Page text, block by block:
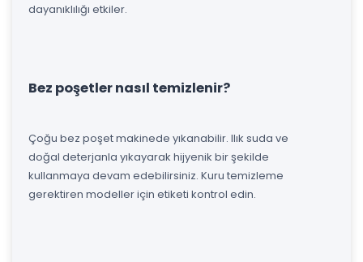
dayanıklılığı etkiler.
Bez poşetler nasıl temizlenir?
Çoğu bez poşet makinede yıkanabilir. Ilık suda ve
doğal deterjanla yıkayarak hijyenik bir şekilde
kullanmaya devam edebilirsiniz. Kuru temizleme
gerektiren modeller için etiketi kontrol edin.